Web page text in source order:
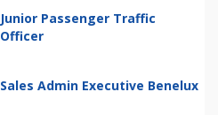
Junior Passenger Traffic
Officer
Sales Admin Executive Benelux